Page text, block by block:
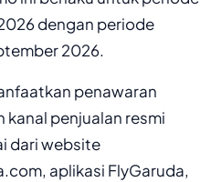
dengan periode
2026.
penawaran
penjualan resmi
dari website
aplikasi FlyGaruda,